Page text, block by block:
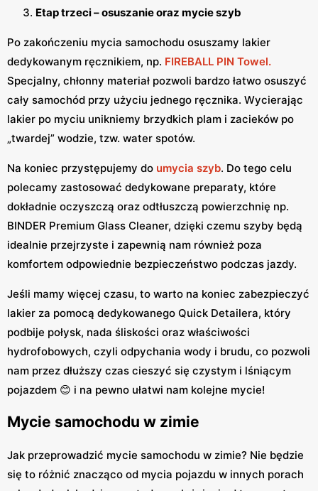
Etap trzeci – osuszanie oraz mycie szyb
Po zakończeniu mycia samochodu osuszamy lakier
dedykowanym ręcznikiem, np. FIREBALL PIN Towel.
Specjalny, chłonny materiał pozwoli bardzo łatwo osuszyć
cały samochód przy użyciu jednego ręcznika. Wycierając
lakier po myciu unikniemy brzydkich plam i zacieków po
„twardej” wodzie, tzw. water spotów.
Na koniec przystępujemy do umycia szyb. Do tego celu
polecamy zastosować dedykowane preparaty, które
dokładnie oczyszczą oraz odtłuszczą powierzchnię np.
BINDER Premium Glass Cleaner, dzięki czemu szyby będą
idealnie przejrzyste i zapewnią nam również poza
komfortem odpowiednie bezpieczeństwo podczas jazdy.
Jeśli mamy więcej czasu, to warto na koniec zabezpieczyć
lakier za pomocą dedykowanego Quick Detailera, który
podbije połysk, nada śliskości oraz właściwości
hydrofobowych, czyli odpychania wody i brudu, co pozwoli
nam przez dłuższy czas cieszyć się czystym i lśniącym
pojazdem 😊 i na pewno ułatwi nam kolejne mycie!
Mycie samochodu w zimie
Jak przeprowadzić mycie samochodu w zimie? Nie będzie
się to różnić znacząco od mycia pojazdu w innych porach